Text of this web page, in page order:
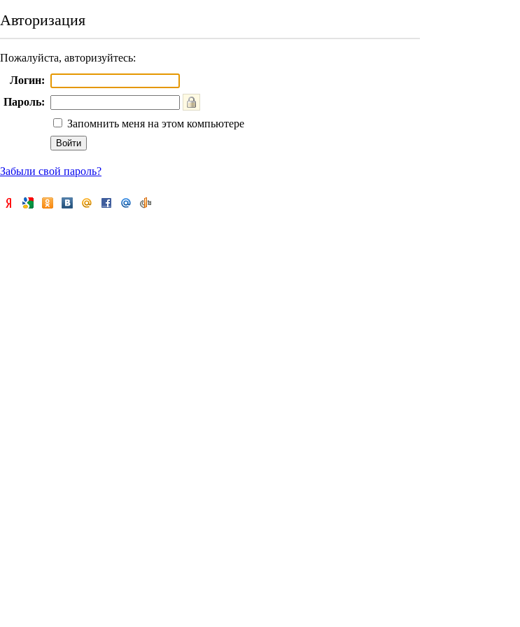
Авторизация
Пожалуйста, авторизуйтесь:
Логин:
Пароль:
Запомнить меня на этом компьютере
Забыли свой пароль?